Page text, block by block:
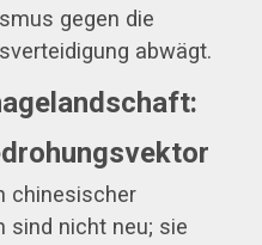
gegen die
abwägt.
chinesischer
sind nicht neu; sie